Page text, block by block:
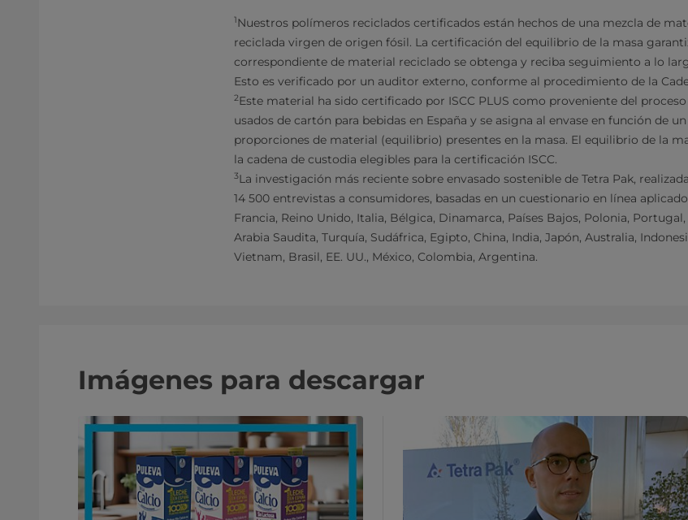
1Nuestros polímeros reciclados certificados están hechos de una mezcla de
reciclada virgen de origen fósil. La certificación del equilibrio de la masa
correspondiente de material reciclado se obtenga y reciba seguimiento a lo
Esto es verificado por un auditor externo, conforme al procedimiento de la
2Este material ha sido certificado por ISCC PLUS como proveniente del
usados de cartón para bebidas en España y se asigna al envase en función de
proporciones de material (equilibrio) presentes en la masa. El equilibrio de la
la cadena de custodia elegibles para la certificación ISCC.
3La investigación más reciente sobre envasado sostenible de Tetra Pak,
14 500 entrevistas a consumidores, basadas en un cuestionario en línea
Francia, Reino Unido, Italia, Bélgica, Dinamarca, Países Bajos, Polonia, Portugal,
Arabia Saudita, Turquía, Sudáfrica, Egipto, China, India, Japón, Australia,
Vietnam, Brasil, EE. UU., México, Colombia, Argentina.
Imágenes para descargar